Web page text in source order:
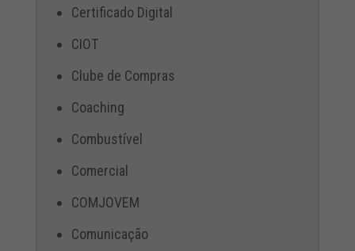
Certificado Digital
CIOT
Clube de Compras
Coaching
Combustível
Comercial
COMJOVEM
Comunicação